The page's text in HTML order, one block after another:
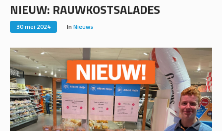
NIEUW: RAUWKOSTSALADES
30 mei 2024 In Nieuws